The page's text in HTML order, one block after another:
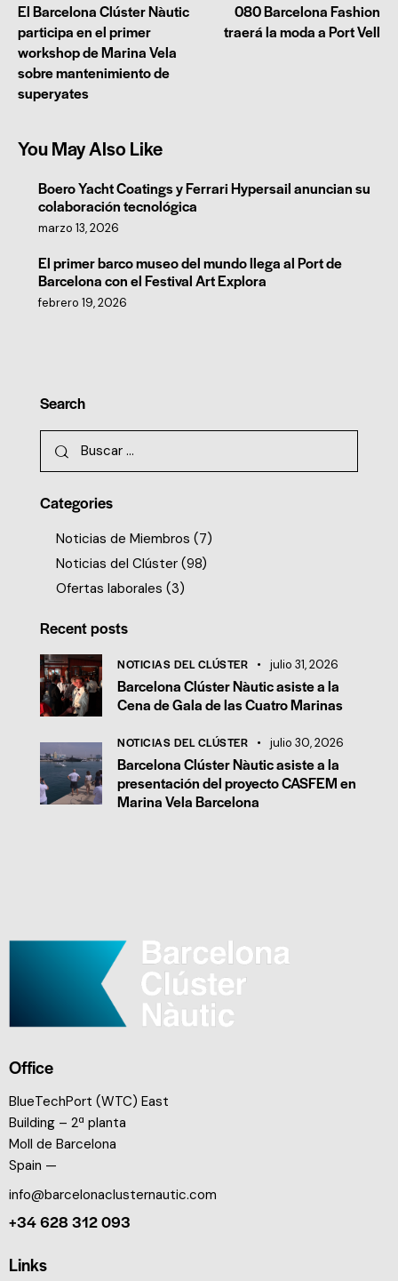
El Barcelona Clúster Nàutic
participa en el primer
workshop de Marina Vela
sobre mantenimiento de
superyates
080 Barcelona Fashion
traerá la moda a Port Vell
You May Also Like
Boero Yacht Coatings y Ferrari Hypersail anuncian su
colaboración tecnológica
marzo 13, 2026
El primer barco museo del mundo llega al Port de
Barcelona con el Festival Art Explora
febrero 19, 2026
Search
Categories
Noticias de Miembros (7)
Noticias del Clúster (98)
Ofertas laborales (3)
Recent posts
NOTICIAS DEL CLÚSTER julio 31, 2026
Barcelona Clúster Nàutic asiste a la
Cena de Gala de las Cuatro Marinas
NOTICIAS DEL CLÚSTER julio 30, 2026
Barcelona Clúster Nàutic asiste a la
presentación del proyecto CASFEM en
Marina Vela Barcelona
Office
BlueTechPort (WTC) East
Building – 2ª planta
Moll de Barcelona
Spain —
info@barcelonaclusternautic.com
+34 628 312 093
Links